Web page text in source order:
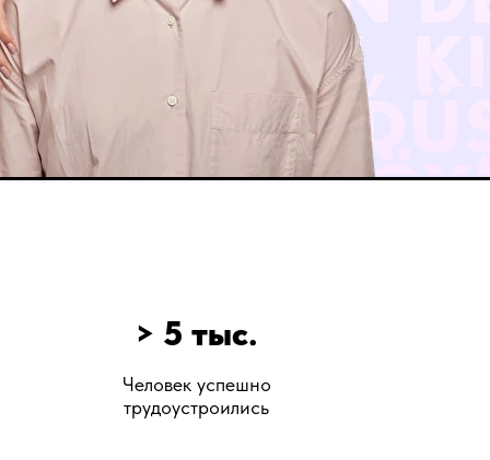
Человек успешно
трудоустроились
> 5 тыс.